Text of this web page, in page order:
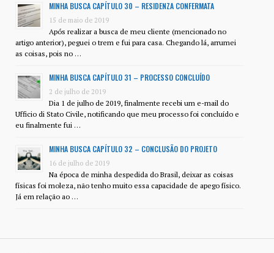
MINHA BUSCA CAPÍTULO 30 – RESIDENZA CONFERMATA
15 de maio de 2019
Após realizar a busca de meu cliente (mencionado no
artigo anterior), peguei o trem e fui para casa. Chegando lá, arrumei
as coisas, pois no …
MINHA BUSCA CAPÍTULO 31 – PROCESSO CONCLUÍDO
2 de julho de 2019
Dia 1 de julho de 2019, finalmente recebi um e-mail do
Ufficio di Stato Civile, notificando que meu processo foi concluído e
eu finalmente fui …
MINHA BUSCA CAPÍTULO 32 – CONCLUSÃO DO PROJETO
16 de julho de 2019
Na época de minha despedida do Brasil, deixar as coisas
físicas foi moleza, não tenho muito essa capacidade de apego físico.
Já em relação ao …